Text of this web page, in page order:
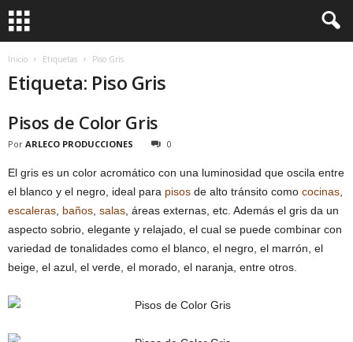
Inicio Etiquetas Piso Gris
Etiqueta: Piso Gris
Pisos de Color Gris
Por ARLECO PRODUCCIONES 0
El gris es un color acromático con una luminosidad que oscila entre
el blanco y el negro, ideal para pisos de alto tránsito como cocinas
escaleras baños salas , áreas externas, etc. Además el gris da un
aspecto sobrio, elegante y relajado, el cual se puede combinar con
variedad de tonalidades como el blanco, el negro, el marrón, el
beige, el azul, el verde, el morado, el naranja, entre otros.